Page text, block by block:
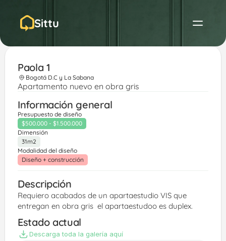
Sittu
Paola 1
Bogotá D.C y La Sabana
Apartamento nuevo en obra gris
Información general
Presupuesto de diseño
$500.000 - $1.500.000
Dimensión
31m2
Modalidad del diseño
Diseño + construcción
Descripción
Requiero acabados de un apartaestudio VIS que
entregan en obra gris  el apartaestudoo es duplex.
Estado actual
Descarga toda la galería aquí